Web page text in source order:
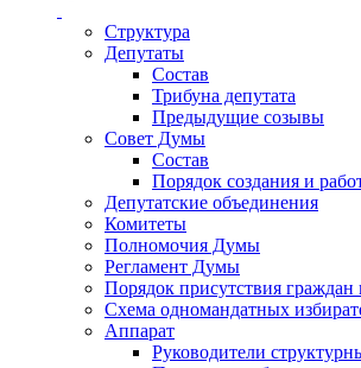
Структура
Депутаты
Состав
Трибуна депутата
Предыдущие созывы
Совет Думы
Состав
Порядок создания и
Депутатские объединения
Комитеты
Полномочия Думы
Регламент Думы
Порядок присутствия
Схема одномандатных
Аппарат
Руководители